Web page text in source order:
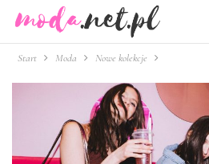
Start Moda Nowe kolekcje